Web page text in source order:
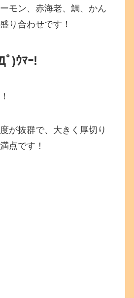
モン、赤海老、鯛、かん
り合わせです！
ﾟ)ｳﾏｰ!
が抜群で、大きく厚切り
点です！